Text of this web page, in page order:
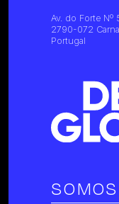
Av. do Forte Nº
2790-072
Portugal
SOMOS